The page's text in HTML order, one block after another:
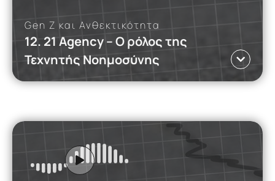
Gen Z και Ανθεκτικότητα
12. 21 Agency – O ρόλος της
Τεχνητής Νοημοσύνης
Αυτό το podcast διερευνά τον τρόπο με τον οποίο
η Gen Z αλληλεπιδρά με την τεχνητή νοημοσύνη,
εστιάζοντας στον αντίκτυπό της στην εργασία,
την εκπαίδευση, την κοινωνική ζωή και την
κριτική σκέψη.